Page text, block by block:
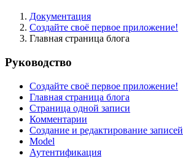
Документация
Создайте своё первое приложение!
Главная страница блога
Руководство
Создайте своё первое приложение!
Главная страница блога
Страница одной записи
Комментарии
Создание и редактирование записей
Model
Аутентификация